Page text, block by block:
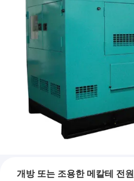
개방 또는 조용한 메칼테 전